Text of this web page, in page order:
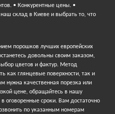
• Конкурентные цены. •
склад в Киеве и выбрать то, что
порошков лучших европейских
довольны своим заказом,
цветов и фактур. Метод
как глянцевые поверхности, так и
нужна качественная порезка или
цене, обращайтесь в нашу
оговоренные сроки. Вам достаточно
по указанным номерам